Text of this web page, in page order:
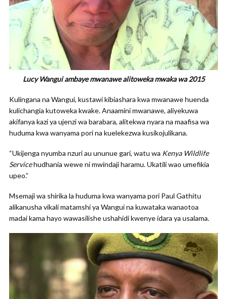
Lucy Wangui ambaye mwanawe alitoweka mwaka wa 2015
Kulingana na Wangui, kustawi kibiashara kwa mwanawe huenda
kulichangia kutoweka kwake. Anaamini mwanawe, aliyekuwa
akifanya kazi ya ujenzi wa barabara, alitekwa nyara na maafisa wa
huduma kwa wanyama pori na kuelekezwa kusikojulikana.
“Ukijenga nyumba nzuri au ununue gari, watu wa Kenya Wildlife
Servicehudhania wewe ni mwindaji haramu. Ukatili wao umefikia
upeo.”
Msemaji wa shirika la huduma kwa wanyama pori Paul Gathitu
alikanusha vikali matamshi ya Wangui na kuwataka wanaotoa
madai kama hayo wawasilishe ushahidi kwenye idara ya usalama.